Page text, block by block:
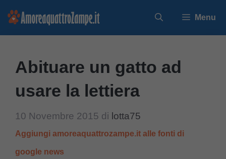
Vai
Menu
Abituare un gatto ad
usare la lettiera
10 Novembre 2015 di lotta75
Aggiungi amoreaquattrozampe.it alle fonti di
google news